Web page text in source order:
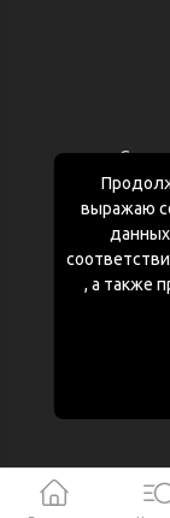
выражаю
, а также
(с)